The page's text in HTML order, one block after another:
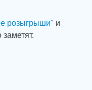
розыгрыши" и